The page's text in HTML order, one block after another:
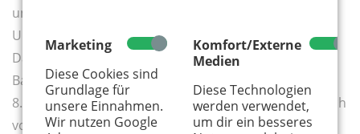
Marketing
Diese Cookies sind
Grundlage für
unsere Einnahmen.
Wir nutzen Google
Komfort/Externe
Medien
Diese Technologien
werden verwendet,
um dir ein besseres
und im vorgeheizten Backofen bei 180°C Ober- und
Unterhitze ca. 15–20 Minuten backen.
Danach gut auskühlen lassen und die kleinen
Backwerke vorsichtig aus ihren Formen nehmen.
8. Nun den Vanille-Pudding kurz umrühren und danach
vorsichtig auf dem Gebäck verteilen.